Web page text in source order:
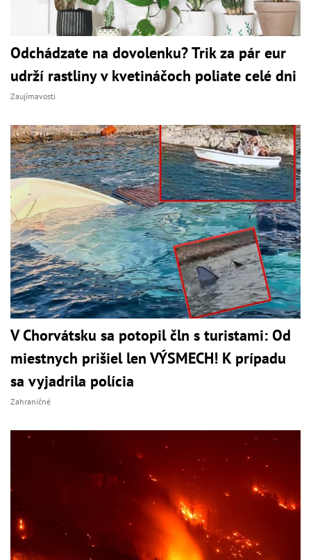
Odchádzate na dovolenku? Trik za pár eur
udrží rastliny v kvetináčoch poliate celé dni
Zaujímavosti
V Chorvátsku sa potopil čln s turistami: Od
miestnych prišiel len VÝSMECH! K prípadu
sa vyjadrila polícia
Zahraničné